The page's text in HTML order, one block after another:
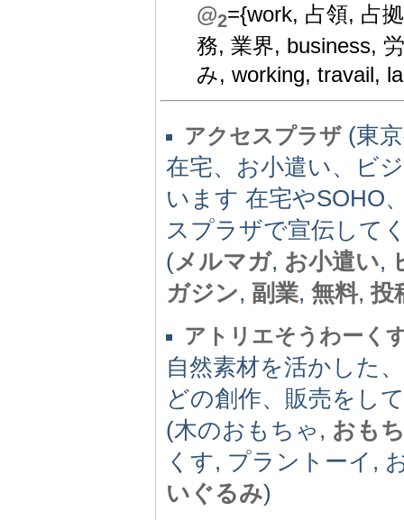
@2={work, 占領, 占
務, 業界, business,
み, working, travail,
アクセスプラザ (東
在宅、お小遣い、ビ
います 在宅やSOHO
スプラザで宣伝して
(メルマガ, お小遣い,
ガジン, 副業, 無料,投
アトリエそうわーく
自然素材を活かした
どの創作、販売をし
(木のおもちゃ, おも
くす, プラントーイ,
いぐるみ)